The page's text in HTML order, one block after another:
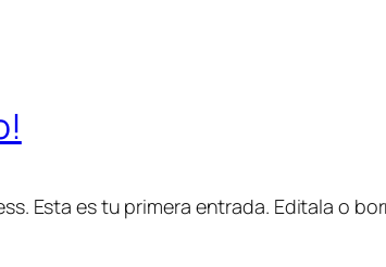
Esta es tu primera entrada. Editala o